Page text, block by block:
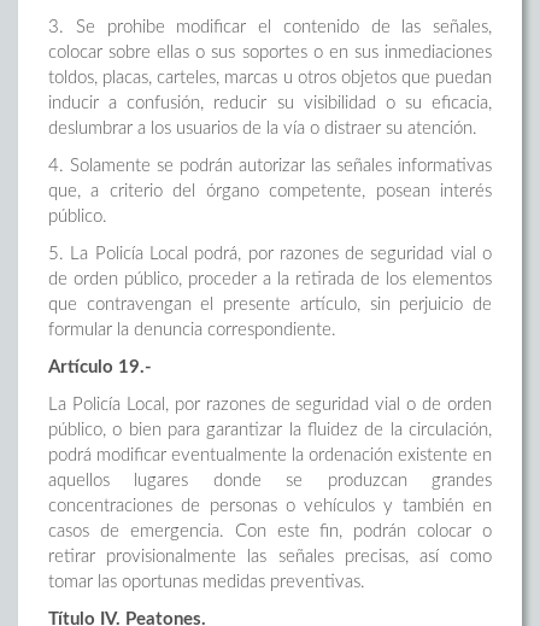
3. Se prohibe modificar el contenido de las señales,
colocar sobre ellas o sus soportes o en sus inmediaciones
toldos, placas, carteles, marcas u otros objetos que puedan
inducir a confusión, reducir su visibilidad o su eficacia,
deslumbrar a los usuarios de la vía o distraer su atención.
4. Solamente se podrán autorizar las señales informativas
que, a criterio del órgano competente, posean interés
público.
5. La Policía Local podrá, por razones de seguridad vial o
de orden público, proceder a la retirada de los elementos
que contravengan el presente artículo, sin perjuicio de
formular la denuncia correspondiente.
Artículo 19.-
La Policía Local, por razones de seguridad vial o de orden
público, o bien para garantizar la fluidez de la circulación,
podrá modificar eventualmente la ordenación existente en
aquellos lugares donde se produzcan grandes
concentraciones de personas o vehículos y también en
casos de emergencia. Con este fin, podrán colocar o
retirar provisionalmente las señales precisas, así como
tomar las oportunas medidas preventivas.
Título IV. Peatones.